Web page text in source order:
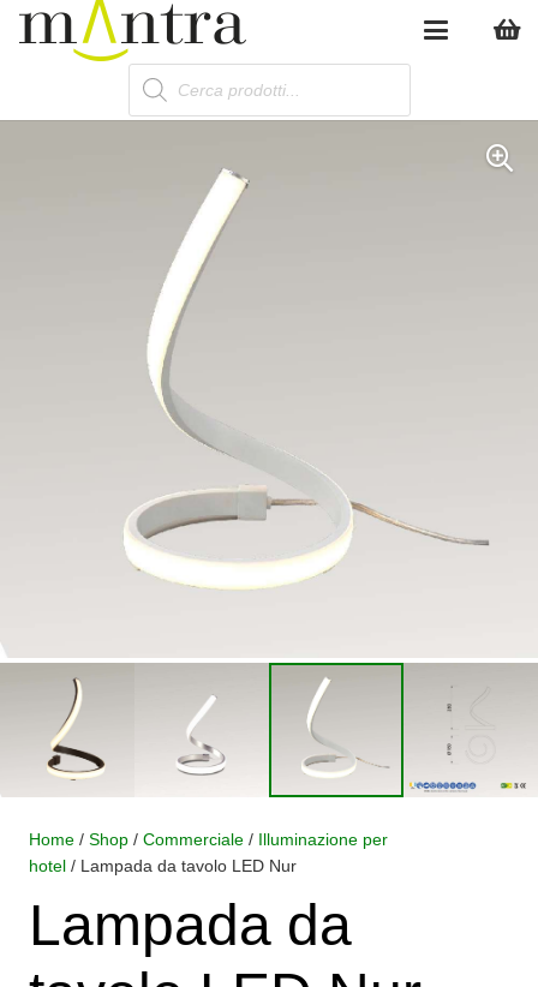
Products
search
Home / Shop / Commerciale / Illuminazione per
hotel / Lampada da tavolo LED Nur
Lampada da